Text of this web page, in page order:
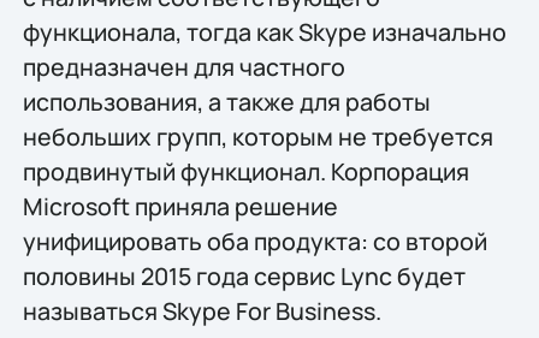
функционала, тогда как Skype изначально
предназначен для частного
использования, а также для работы
небольших групп, которым не требуется
продвинутый функционал. Корпорация
Microsoft приняла решение
унифицировать оба продукта: cо второй
половины 2015 года сервис Lync будет
называться Skype For Business.